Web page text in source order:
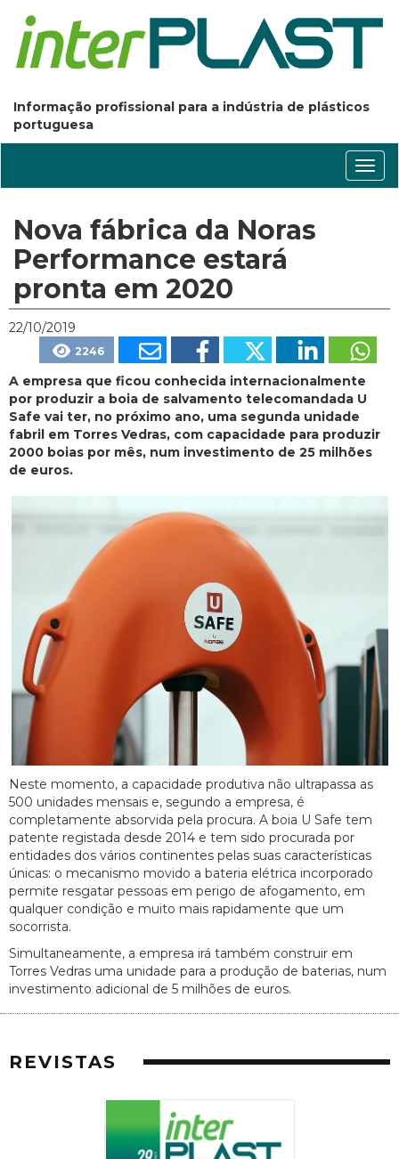
Informação profissional para a indústria de plásticos
portuguesa
Nova fábrica da Noras
Performance estará
pronta em 2020
22/10/2019
2246
A empresa que ficou conhecida internacionalmente
por produzir a boia de salvamento telecomandada U
Safe vai ter, no próximo ano, uma segunda unidade
fabril em Torres Vedras, com capacidade para produzir
2000 boias por mês, num investimento de 25 milhões
de euros.
Neste momento, a capacidade produtiva não ultrapassa as
500 unidades mensais e, segundo a empresa, é
completamente absorvida pela procura. A boia U Safe tem
patente registada desde 2014 e tem sido procurada por
entidades dos vários continentes pelas suas características
únicas: o mecanismo movido a bateria elétrica incorporado
permite resgatar pessoas em perigo de afogamento, em
qualquer condição e muito mais rapidamente que um
socorrista.
Simultaneamente, a empresa irá também construir em
Torres Vedras uma unidade para a produção de baterias, num
investimento adicional de 5 milhões de euros.
REVISTAS